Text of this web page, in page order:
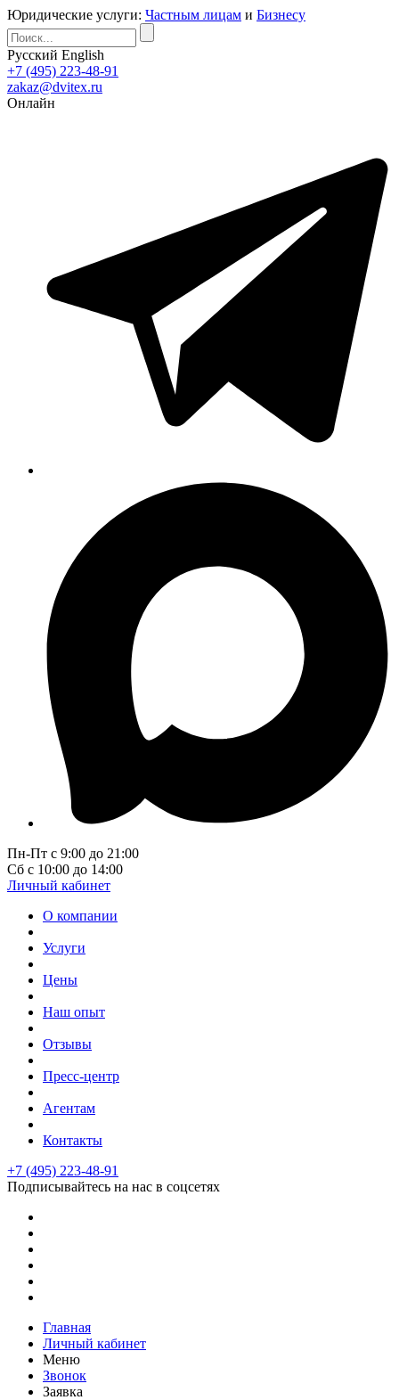
Юридические услуги: Частным лицам и Бизнесу
Русский English
+7 (495) 223-48-91
zakaz@dvitex.ru
Онлайн
Пн-Пт с 9:00 до 21:00
Сб с 10:00 до 14:00
Личный кабинет
О компании
Услуги
Цены
Наш опыт
Отзывы
Пресс-центр
Агентам
Контакты
+7 (495) 223-48-91
Подписывайтесь на нас в соцсетях
Главная
Личный кабинет
Меню
Звонок
Заявка